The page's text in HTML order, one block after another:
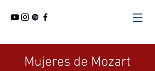
Mujeres de Mozart